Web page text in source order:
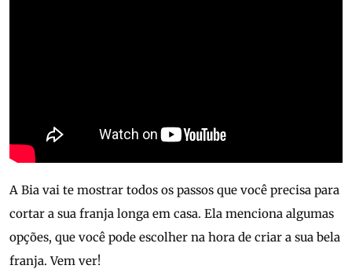
A Bia vai te mostrar todos os passos que você precisa para
cortar a sua franja longa em casa. Ela menciona algumas
opções, que você pode escolher na hora de criar a sua bela
franja. Vem ver!